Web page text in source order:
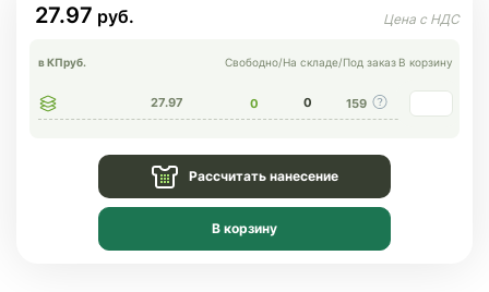
27.97
в КПруб. Свободно/На складе/Под заказ В корзину
27.97 0 0 159
Рассчитать нанесение
В корзину